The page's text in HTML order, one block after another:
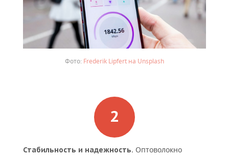
Frederik Lipfert на Unsplash
Стабильность и надежность. Оптоволокно